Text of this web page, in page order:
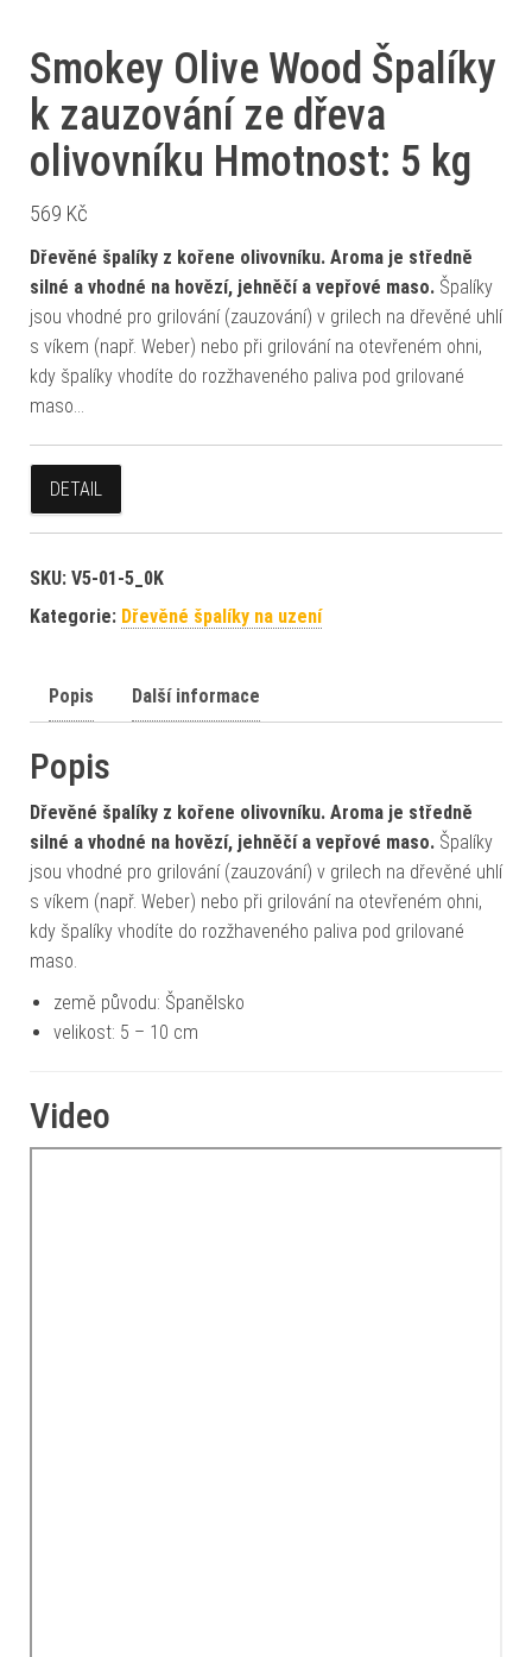
Smokey Olive Wood Špalíky
k zauzování ze dřeva
olivovníku Hmotnost: 5 kg
569 Kč
Dřevěné špalíky z kořene olivovníku. Aroma je středně
silné a vhodné na hovězí, jehněčí a vepřové maso. Špalíky
jsou vhodné pro grilování (zauzování) v grilech na dřevěné uhlí
s víkem (např. Weber) nebo při grilování na otevřeném ohni,
kdy špalíky vhodíte do rozžhaveného paliva pod grilované
maso…
DETAIL
SKU: V5-01-5_0K
Kategorie: Dřevěné špalíky na uzení
Popis Další informace
Popis
Dřevěné špalíky z kořene olivovníku. Aroma je středně
silné a vhodné na hovězí, jehněčí a vepřové maso. Špalíky
jsou vhodné pro grilování (zauzování) v grilech na dřevěné uhlí
s víkem (např. Weber) nebo při grilování na otevřeném ohni,
kdy špalíky vhodíte do rozžhaveného paliva pod grilované
maso.
země původu: Španělsko
velikost: 5 – 10 cm
Video